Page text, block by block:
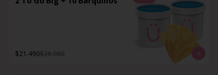
$21.490$26.080